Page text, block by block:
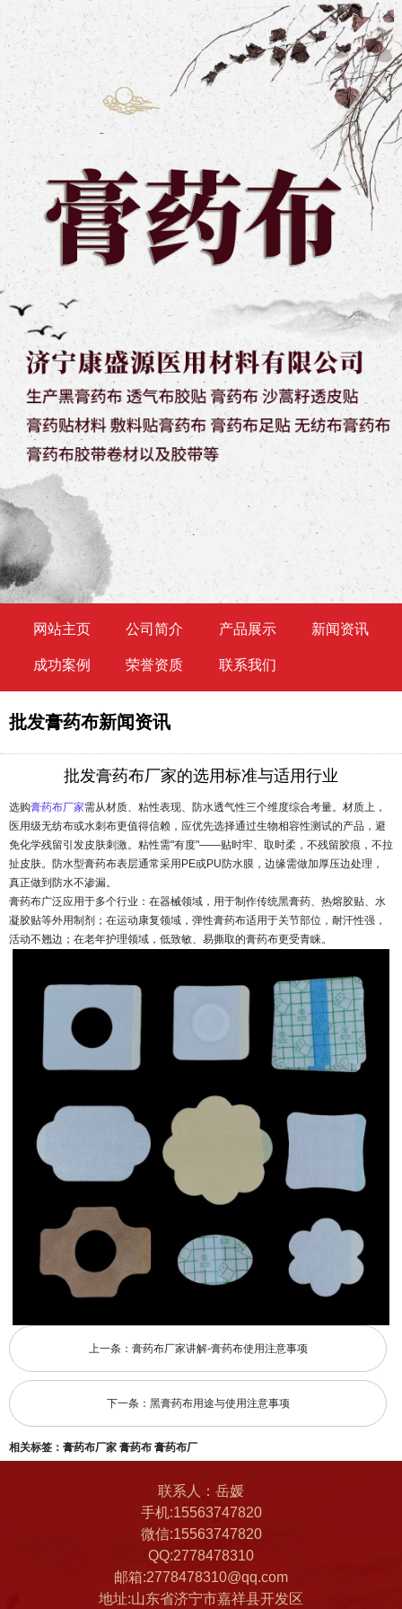
网站主页 公司简介 产品展示 新闻资讯
成功案例 荣誉资质 联系我们
批发膏药布新闻资讯
批发膏药布厂家的选用标准与适用行业
选购膏药布厂家需从材质、粘性表现、防水透气性三个维度综合考量。材质上，
医用级无纺布或水刺布更值得信赖，应优先选择通过生物相容性测试的产品，避
免化学残留引发皮肤刺激。粘性需"有度"——贴时牢、取时柔，不残留胶痕，不拉
扯皮肤。防水型膏药布表层通常采用PE或PU防水膜，边缘需做加厚压边处理，
真正做到防水不渗漏。
膏药布广泛应用于多个行业：在器械领域，用于制作传统黑膏药、热熔胶贴、水
凝胶贴等外用制剂；在运动康复领域，弹性膏药布适用于关节部位，耐汗性强，
活动不翘边；在老年护理领域，低致敏、易撕取的膏药布更受青睐。
上一条： 膏药布厂家讲解-膏药布使用注意事项
下一条： 黑膏药布用途与使用注意事项
相关标签： 膏药布厂家 膏药布 膏药布厂
联系人：岳媛
手机:15563747820
微信:15563747820
QQ:2778478310
邮箱:2778478310@qq.com
地址:山东省济宁市嘉祥县开发区